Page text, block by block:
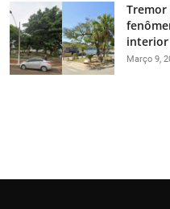
Tremor
interior
Março 9,